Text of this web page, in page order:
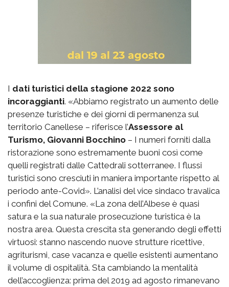
I dati turistici della stagione 2022 sono
incoraggianti. «Abbiamo registrato un aumento delle
presenze turistiche e dei giorni di permanenza sul
territorio Canellese – riferisce l’Assessore al
Turismo, Giovanni Bocchino – I numeri forniti dalla
ristorazione sono estremamente buoni così come
quelli registrati dalle Cattedrali sotterranee. I flussi
turistici sono cresciuti in maniera importante rispetto al
periodo ante-Covid». L’analisi del vice sindaco travalica
i confini del Comune. «La zona dell’Albese è quasi
satura e la sua naturale prosecuzione turistica è la
nostra area. Questa crescita sta generando degli effetti
virtuosi: stanno nascendo nuove strutture ricettive,
agriturismi, case vacanza e quelle esistenti aumentano
il volume di ospitalità. Sta cambiando la mentalità
dell’accoglienza: prima del 2019 ad agosto rimanevano